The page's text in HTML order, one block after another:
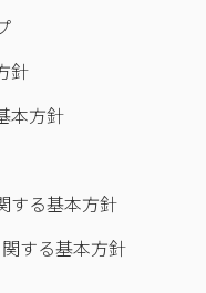
針
本方針
する基本方針
する基本方針